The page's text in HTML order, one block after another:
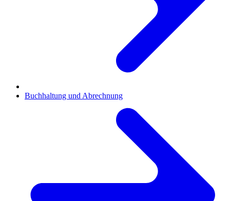
Buchhaltung und Abrechnung